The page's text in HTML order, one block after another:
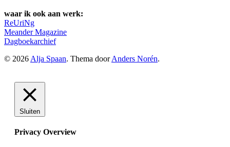
waar ik ook aan werk:
ReUriNg
Meander Magazine
Dagboekarchief
© 2026 Alja Spaan. Thema doorAnders Norén.
Sluiten
Privacy Overview